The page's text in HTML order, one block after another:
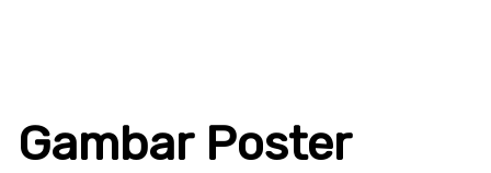
Gambar Poster